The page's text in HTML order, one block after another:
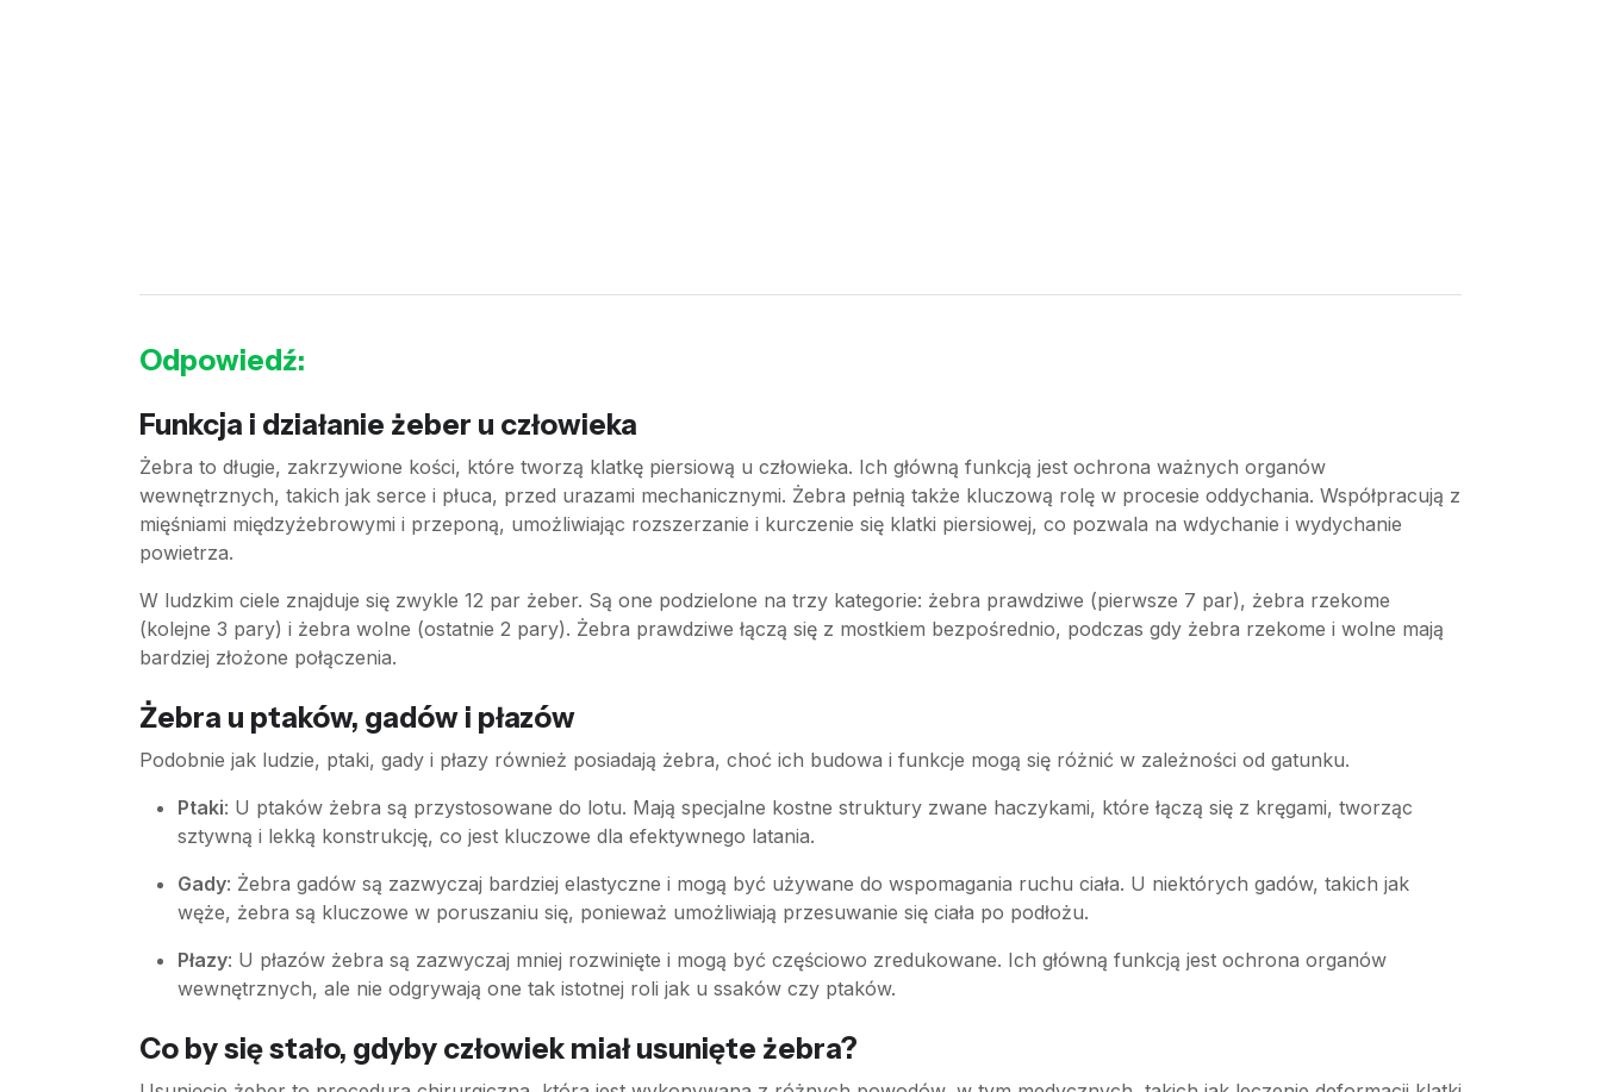
Odpowiedź:
Funkcja i działanie żeber u człowieka
Żebra to długie, zakrzywione kości, które tworzą klatkę piersiową u człowieka. Ich główną funkcją jest ochrona ważnych organów
wewnętrznych, takich jak serce i płuca, przed urazami mechanicznymi. Żebra pełnią także kluczową rolę w procesie oddychania. Współpracują z
mięśniami międzyżebrowymi i przeponą, umożliwiając rozszerzanie i kurczenie się klatki piersiowej, co pozwala na wdychanie i wydychanie
powietrza.
W ludzkim ciele znajduje się zwykle 12 par żeber. Są one podzielone na trzy kategorie: żebra prawdziwe (pierwsze 7 par), żebra rzekome
(kolejne 3 pary) i żebra wolne (ostatnie 2 pary). Żebra prawdziwe łączą się z mostkiem bezpośrednio, podczas gdy żebra rzekome i wolne mają
bardziej złożone połączenia.
Żebra u ptaków, gadów i płazów
Podobnie jak ludzie, ptaki, gady i płazy również posiadają żebra, choć ich budowa i funkcje mogą się różnić w zależności od gatunku.
Ptaki: U ptaków żebra są przystosowane do lotu. Mają specjalne kostne struktury zwane haczykami, które łączą się z kręgami, tworząc
sztywną i lekką konstrukcję, co jest kluczowe dla efektywnego latania.
Gady: Żebra gadów są zazwyczaj bardziej elastyczne i mogą być używane do wspomagania ruchu ciała. U niektórych gadów, takich jak
węże, żebra są kluczowe w poruszaniu się, ponieważ umożliwiają przesuwanie się ciała po podłożu.
Płazy: U płazów żebra są zazwyczaj mniej rozwinięte i mogą być częściowo zredukowane. Ich główną funkcją jest ochrona organów
wewnętrznych, ale nie odgrywają one tak istotnej roli jak u ssaków czy ptaków.
Co by się stało, gdyby człowiek miał usunięte żebra?